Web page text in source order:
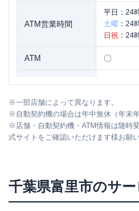
ATM営業時間
平日： 24
土曜 ： 24
日祝 ： 24
ATM 〇
住所
千葉県富
香山ビル
※一部店舗によって異なります。
※自動契約機の場合は年中無休（年末
※店舗・自動契約機・ATM情報は随時
式サイトをご確認いただけます様お願
千葉県富里市のサ